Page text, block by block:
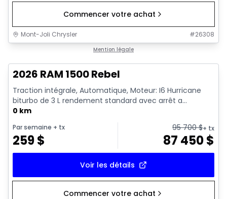
Commencer votre achat
Mont-Joli Chrysler #26308
Mention légale
2026 RAM 1500 Rebel
Traction intégrale, Automatique, Moteur: I6 Hurricane
biturbo de 3 L rendement standard avec arrêt a...
0 km
Par semaine + tx
259$
95 700$+ tx
87 450$
Voir les détails
Commencer votre achat